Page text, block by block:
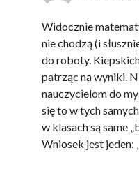
Widocznie
nie chodzą (i
do roboty.
patrząc na wyniki.
nauczycielom do
się to w tych
w klasach są same
Wniosek jest jeden: